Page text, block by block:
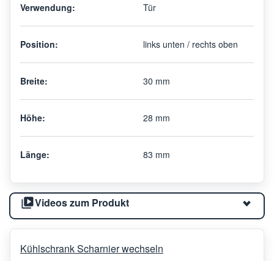
Verwendung: Tür
Position: links unten / rechts oben
Breite: 30 mm
Höhe: 28 mm
Länge: 83 mm
Videos zum Produkt
Kühlschrank Scharnier wechseln